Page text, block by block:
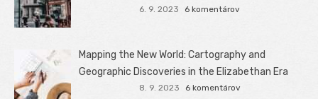
6. 9. 2023 6 komentárov
Mapping the New World: Cartography and
Geographic Discoveries in the Elizabethan Era
8. 9. 2023 6 komentárov